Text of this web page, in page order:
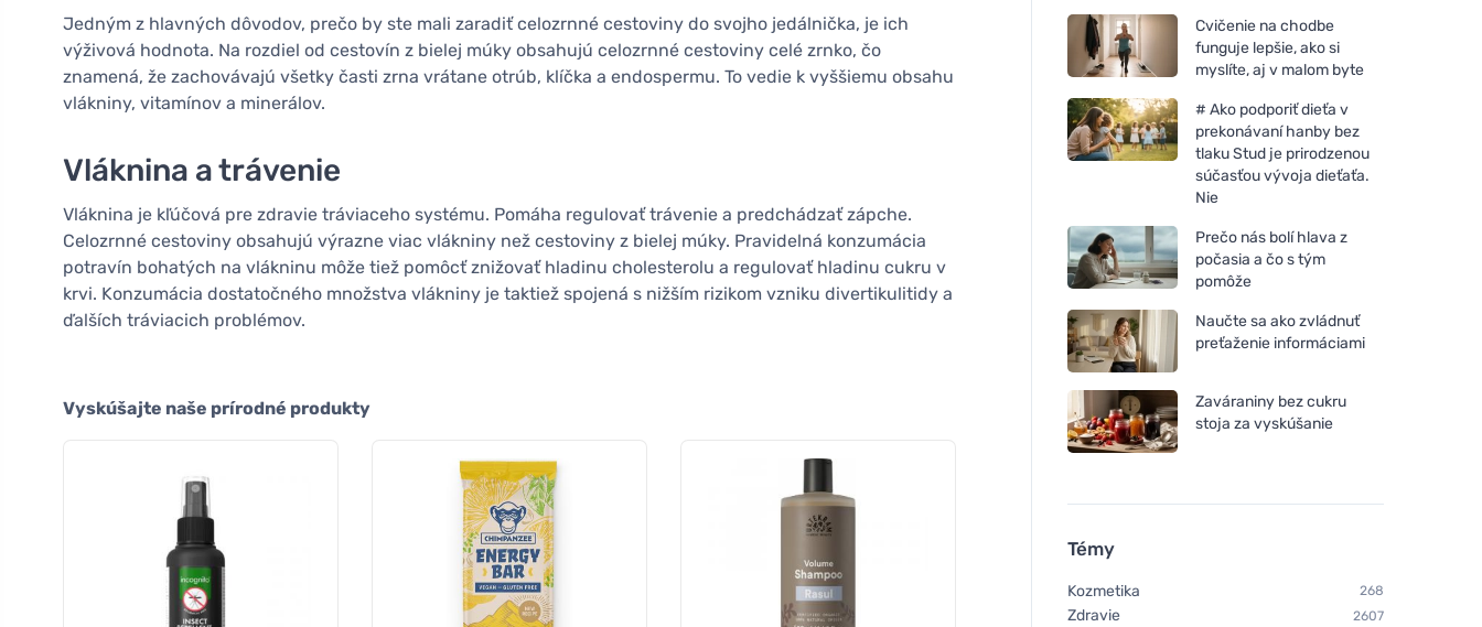
Jedným z hlavných dôvodov, prečo by ste mali zaradiť celozrnné cestoviny do svojho jedálnička, je ich
výživová hodnota. Na rozdiel od cestovín z bielej múky obsahujú celozrnné cestoviny celé zrnko, čo
znamená, že zachovávajú všetky časti zrna vrátane otrúb, klíčka a endospermu. To vedie k vyššiemu obsahu
vlákniny, vitamínov a minerálov.
Vláknina a trávenie
Vláknina je kľúčová pre zdravie tráviaceho systému. Pomáha regulovať trávenie a predchádzať zápche.
Celozrnné cestoviny obsahujú výrazne viac vlákniny než cestoviny z bielej múky. Pravidelná konzumácia
potravín bohatých na vlákninu môže tiež pomôcť znižovať hladinu cholesterolu a regulovať hladinu cukru v
krvi. Konzumácia dostatočného množstva vlákniny je taktiež spojená s nižším rizikom vzniku divertikulitidy a
ďalších tráviacich problémov.
Vyskúšajte naše prírodné produkty
Cvičenie na chodbe
funguje lepšie, ako si
myslíte, aj v malom byte
# Ako podporiť dieťa v
prekonávaní hanby bez
tlaku Stud je prirodzenou
súčasťou vývoja dieťaťa.
Nie
Prečo nás bolí hlava z
počasia a čo s tým
pomôže
Naučte sa ako zvládnuť
preťaženie informáciami
Zaváraniny bez cukru
stoja za vyskúšanie
Témy
Kozmetika 268
Zdravie 2607